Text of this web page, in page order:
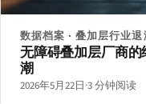
数据档案 · 叠加层行业退
无障碍叠加层厂商
潮
2026年5月22日·3 分钟阅读